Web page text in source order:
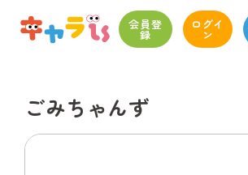
会員登
録
ログイ
ン
ごみちゃんず